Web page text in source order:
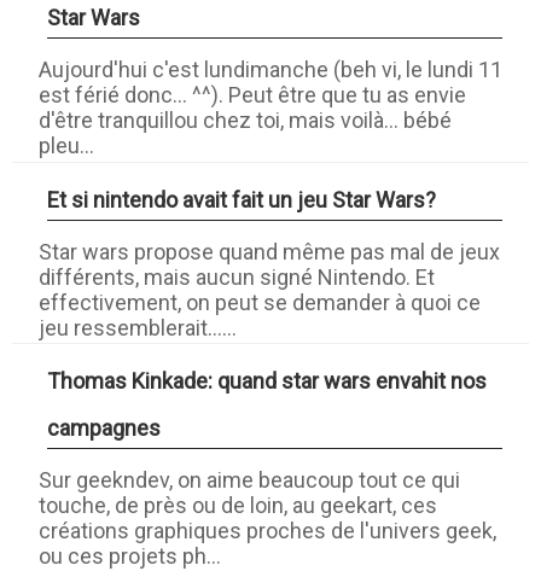
Star Wars
Aujourd'hui c'est lundimanche (beh vi, le lundi 11
est férié donc... ^^). Peut être que tu as envie
d'être tranquillou chez toi, mais voilà... bébé
pleu...
Et si nintendo avait fait un jeu Star Wars?
Star wars propose quand même pas mal de jeux
différents, mais aucun signé Nintendo. Et
effectivement, on peut se demander à quoi ce
jeu ressemblerait......
Thomas Kinkade: quand star wars envahit nos
campagnes
Sur geekndev, on aime beaucoup tout ce qui
touche, de près ou de loin, au geekart, ces
créations graphiques proches de l'univers geek,
ou ces projets ph...